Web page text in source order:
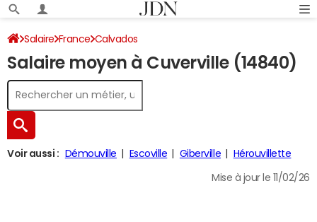
Salaire France Calvados
Salaire moyen à Cuverville (14840)
Voir aussi : Démouville Escoville Giberville Hérouvillette
Mise à jour le 11/02/26